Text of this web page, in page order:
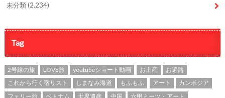
未分類(2,234)
Tag
2号線の旅 LOVE旅 youtubeショート動画 お土産
お遍路
これから行く宿リスト
しまなみ海道 もふもふ アート
カンボジア
フェリー旅
ベトナム 世界遺産 中国 六甲ミーツ・アート